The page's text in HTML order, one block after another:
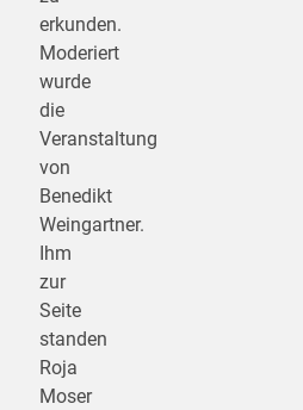
erkunden.
Moderiert
wurde
die
Veranstaltung
von
Benedikt
Weingartner.
Ihm
zur
Seite
standen
Roja
Moser